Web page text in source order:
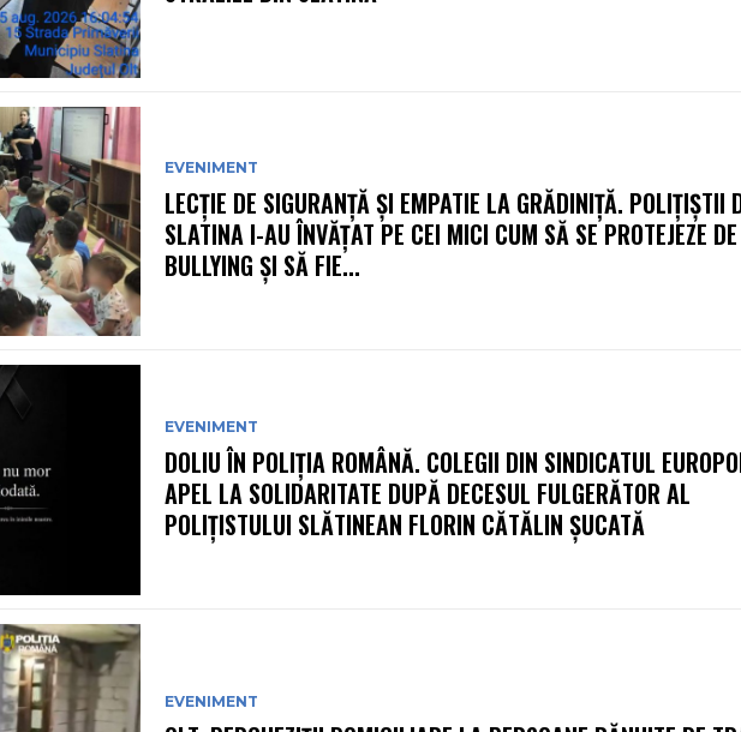
EVENIMENT
LECȚIE DE SIGURANȚĂ ȘI EMPATIE LA GRĂDINIȚĂ. POLIȚIȘTII
SLATINA I-AU ÎNVĂȚAT PE CEI MICI CUM SĂ SE PROTEJEZE DE
BULLYING ȘI SĂ FIE...
EVENIMENT
DOLIU ÎN POLIȚIA ROMÂNĂ. COLEGII DIN SINDICATUL
APEL LA SOLIDARITATE DUPĂ DECESUL FULGERĂTOR AL
POLIȚISTULUI SLĂTINEAN FLORIN CĂTĂLIN ȘUCATĂ
EVENIMENT